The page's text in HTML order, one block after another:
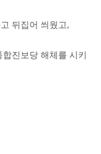
뒤집어 씌웠고,
보당 해체를 시키